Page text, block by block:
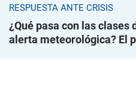
RESPUESTA ANTE CRISIS
¿Qué pasa con las clases
alerta meteorológica? El